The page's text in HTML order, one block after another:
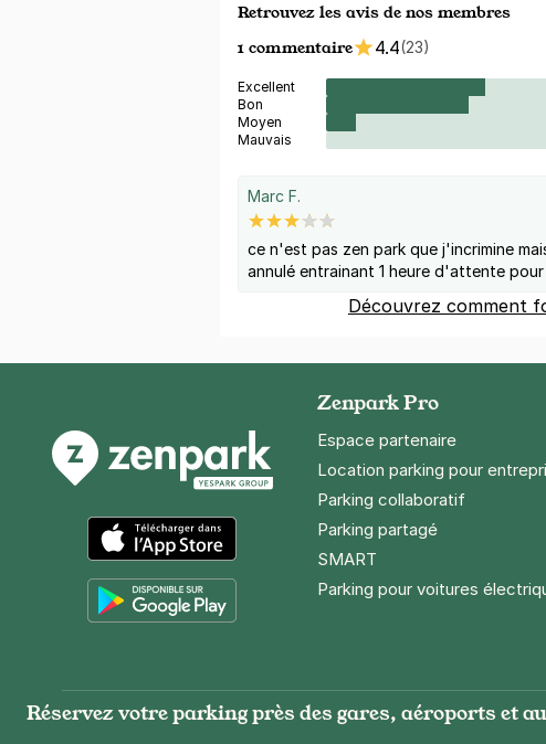
Retrouvez les avis de nos membres
1 commentaire
4.4(23)
Excellent
Bon
Moyen
Mauvais
Marc F.
ce n'est pas zen park que j'incrimine
annulé entrainant 1 heure d'attente
Découvrez comment
App Store
Zenpark Pro
Espace partenaire
Location parking pour
Parking collaboratif
Parking partagé
SMART
Parking pour voitures
Réservez votre parking près des gares, aéroports et